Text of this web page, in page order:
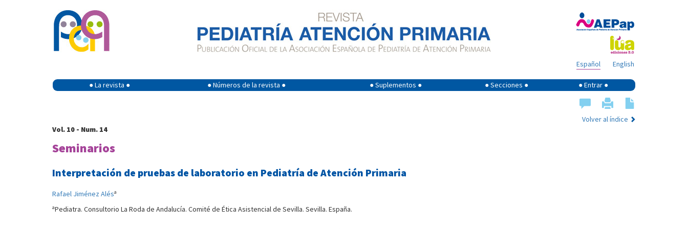
English
Español
● La revista ● ● Números de la revista ● ● Suplementos ● ● Secciones ● ● Entrar ●
Volver al índice
Vol. 10 - Num. 14
Seminarios
Interpretación de pruebas de laboratorio en Pediatría de Atención Primaria
Rafael Jiménez Alésa
aPediatra. Consultorio La Roda de Andalucía. Comité de Ética Asistencial de Sevilla. Sevilla. España.